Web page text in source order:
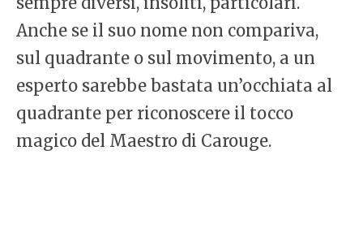
Anche se il suo nome non compariva,
sul quadrante o sul movimento, a un
esperto sarebbe bastata un’occhiata al
quadrante per riconoscere il tocco
magico del Maestro di Carouge.